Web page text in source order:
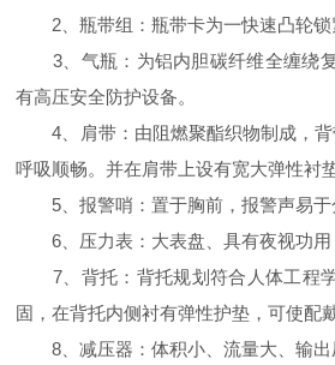
2、瓶带组：瓶带卡为一快速凸轮锁
3、气瓶：为铝内胆碳纤维全缠绕复
有高压安全防护设备。
4、肩带：由阻燃聚酯织物制成，背
呼吸顺畅。并在肩带上设有宽大弹性衬
5、报警哨：置于胸前，报警声易于
6、压力表：大表盘、具有夜视功用
7、背托：背托规划符合人体工程学
固，在背托内侧衬有弹性护垫，可使配
8、减压器：体积小、流量大、输出